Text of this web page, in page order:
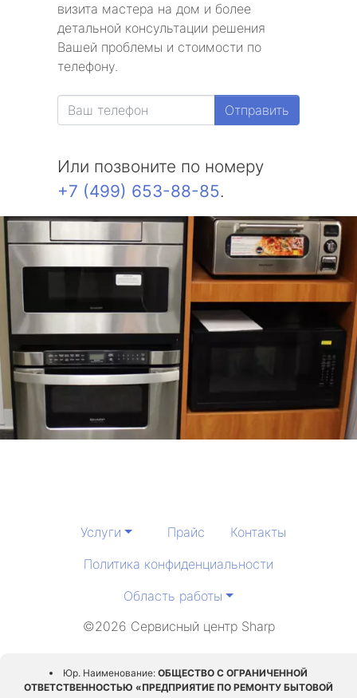
визита мастера на дом и более
детальной консультации решения
Вашей проблемы и стоимости по
телефону.
Отправить
Или позвоните по номеру
+7 (499) 653-88-85.
Услуги Прайс
Контакты
Политика конфиденциальности
Область работы
©2026 Сервисный центр Sharp
Юр. Наименование: ОБЩЕСТВО С ОГРАНИЧЕННОЙ
ОТВЕТСТВЕННОСТЬЮ «ПРЕДПРИЯТИЕ ПО РЕМОНТУ БЫТОВОЙ